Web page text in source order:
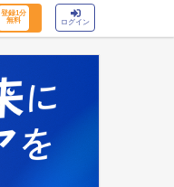
登録1分
無料
ログイン